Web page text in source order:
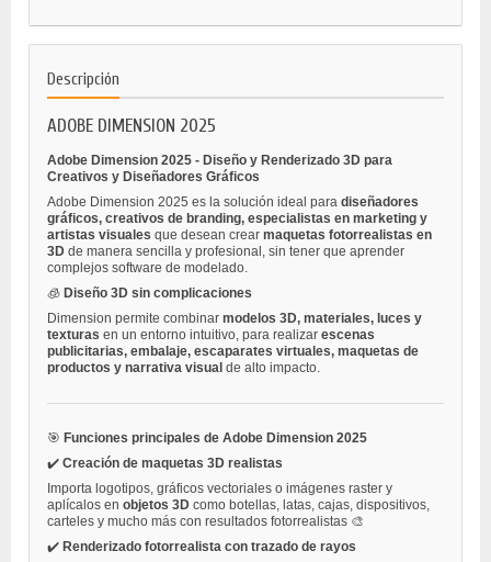
Descripción
ADOBE DIMENSION 2025
Adobe Dimension 2025 - Diseño y Renderizado 3D para
Creativos y Diseñadores Gráficos
Adobe Dimension 2025 es la solución ideal para diseñadores
gráficos, creativos de branding, especialistas en marketing y
artistas visuales que desean crear maquetas fotorrealistas en
3D de manera sencilla y profesional, sin tener que aprender
complejos software de modelado.
🧊 Diseño 3D sin complicaciones
Dimension permite combinar modelos 3D, materiales, luces y
texturas en un entorno intuitivo, para realizar escenas
publicitarias, embalaje, escaparates virtuales, maquetas de
productos y narrativa visual de alto impacto.
🎯 Funciones principales de Adobe Dimension 2025
✔️ Creación de maquetas 3D realistas
Importa logotipos, gráficos vectoriales o imágenes raster y
aplícalos en objetos 3D como botellas, latas, cajas, dispositivos,
carteles y mucho más con resultados fotorrealistas 🎨
✔️ Renderizado fotorrealista con trazado de rayos